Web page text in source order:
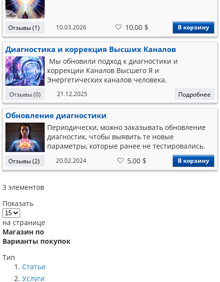
Отзывы (1) 10.03.2026 В
список
желаний
10,00 $ В корзину
Диагностика и коррекция Высших Каналов
Мы обновили подход к диагностики и
коррекции Каналов Высшего Я и
Энергетических каналов человека.
Отзывы (0) 21.12.2025 Подробнее
Обновление диагностики
Периодически, можно заказывать обновление
диагностик, чтобы выявить те новые
параметры, которые ранее не тестировались.
1. Магическая карта личности
3. Психологическая карта личности 5. Карта
Денег 7. Карта Любви 8. Карта вредных и
Отзывы (2) 20.02.2024 В
список
желаний
5,00 $ В корзину
3 элементов
Показать
на странице
Магазин по
Варианты покупок
Тип
Статьи
Услуги